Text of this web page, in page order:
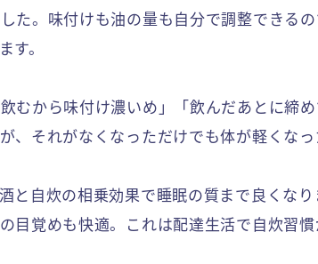
た。味付けも油の量も自分で調整できるの
す。
むから味付け濃いめ」「飲んだあとに締
、それがなくなっただけでも体が軽くなっ
と自炊の相乗効果で睡眠の質まで良くな
目覚めも快適。これは配達生活で自炊習